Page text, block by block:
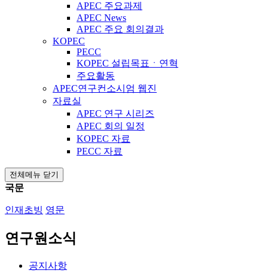
APEC 주요과제
APEC News
APEC 주요 회의결과
KOPEC
PECC
KOPEC 설립목표ㆍ연혁
주요활동
APEC연구컨소시엄 웹진
자료실
APEC 연구 시리즈
APEC 회의 일정
KOPEC 자료
PECC 자료
전체메뉴 닫기
국문
인재초빙 영문
연구원소식
공지사항